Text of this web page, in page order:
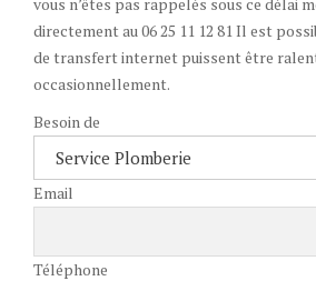
directement au 06 25 11 12 81 Il est
de transfert internet puissent être
occasionnellement.
Besoin de
Email
Téléphone